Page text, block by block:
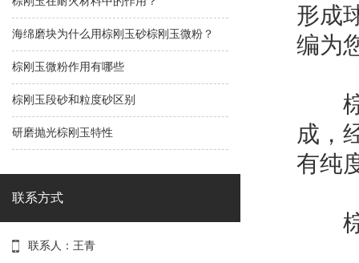
海绵磨块为什么用棕刚玉砂棕刚玉微粉？
棕刚玉微粉作用有哪些
棕刚玉段砂和粒度砂区别
研磨抛光棕刚玉特性
联系方式
联系人：王青
形成
编为
棕
成，
有纯
棕